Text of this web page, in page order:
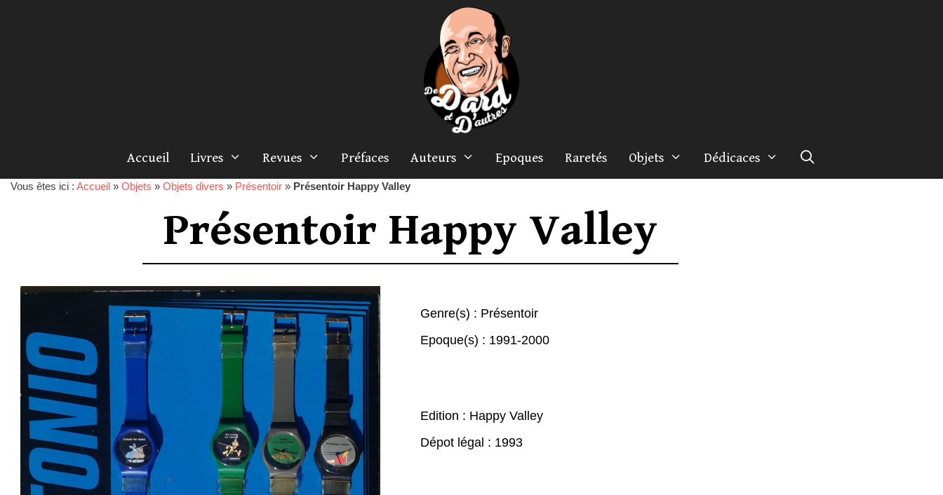
Accueil Livres Revues Préfaces Auteurs Epoques Raretés Objets Dédicaces
Vous êtes ici : Accueil » Objets » Objets divers » Présentoir » Présentoir Happy Valley
Présentoir Happy Valley
Genre(s) : Présentoir
Epoque(s) : 1991-2000
Edition : Happy Valley
Dépot légal : 1993